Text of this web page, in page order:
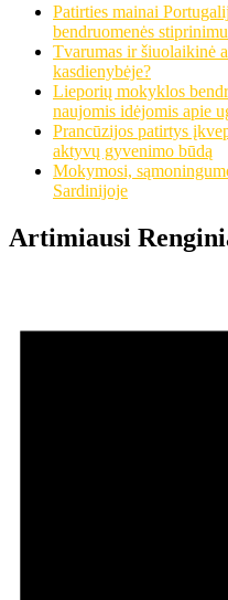
Patirties mainai
bendruomenės
Tvarumas ir šiuolaikinė
kasdienybėje?
Lieporių mokyklos
naujomis idėjomis apie
Prancūzijos patirtys
aktyvų gyvenimo būdą
Mokymosi,
Sardinijoje
Artimiausi